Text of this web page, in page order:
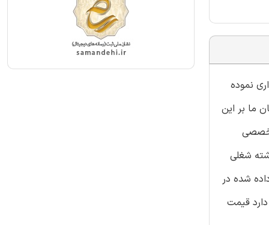
نموده
ما بر این
شغلی
سوالات قرار داده شده در
قیمت